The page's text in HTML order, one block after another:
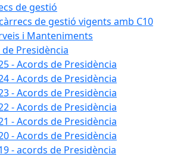
de gestió
de gestió vigents amb C10
i Manteniments
Presidència
- Acords de Presidència
- Acords de Presidència
- Acords de Presidència
- Acords de Presidència
- Acords de Presidència
- Acords de Presidència
- acords de Presidència